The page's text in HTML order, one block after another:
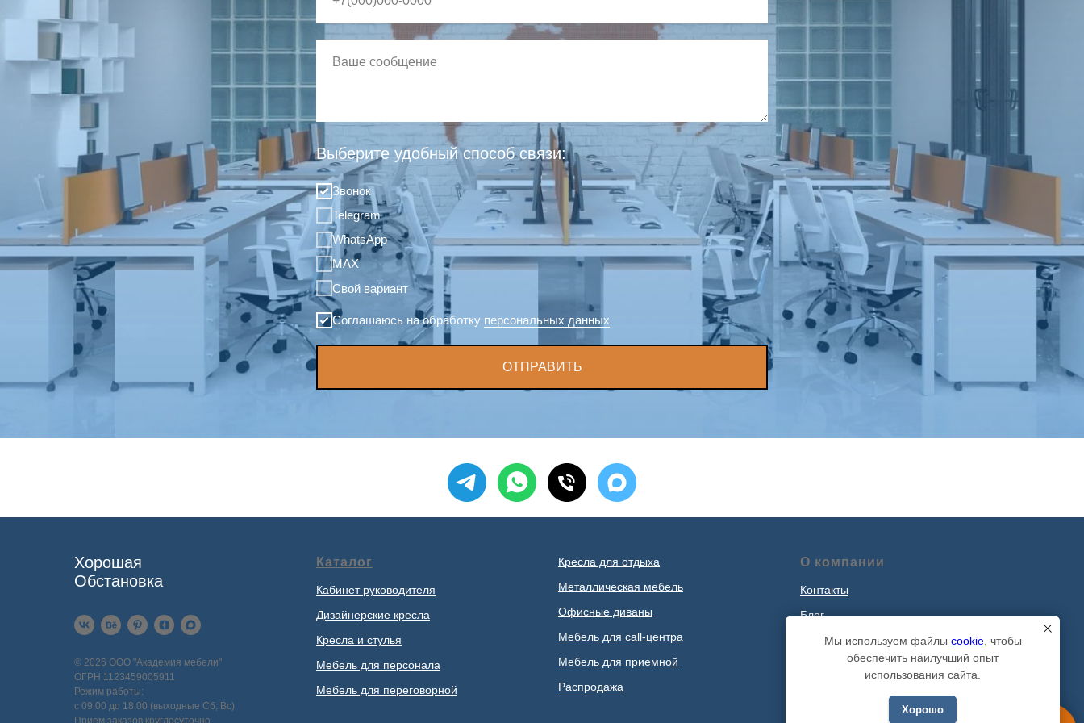
Выберите удобный способ связи:
Звонок
Telegram
WhatsApp
MAX
Свой вариант
Соглашаюсь на обработку персональных данных
ОТПРАВИТЬ
Мы используем файлы cookie, чтобы
обеспечить наилучший опыт
использования сайта.
Хорошо
Хорошая
Обстановка
© 2026 ООО "Академия мебели"
ОГРН 1123459005911
Режим работы:
с 09:00 до 18:00 (выходные Сб, Вс)
Каталог
Кабинет руководителя
Дизайнерские кресла
Кресла и стулья
Мебель для персонала
Мебель для переговорной
Кресла для отдыха
Металлическая мебель
Офисные диваны
Мебель для call-центра
Мебель для приемной
Распродажа
О компании
Контакты
Блог
Наши проекты
Политика обработки персональных